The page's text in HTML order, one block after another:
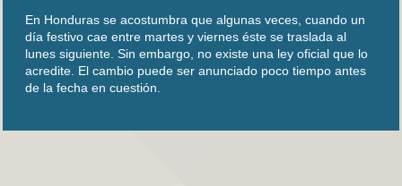
En Honduras se acostumbra que algunas veces, cuando un
día festivo cae entre martes y viernes éste se traslada al
lunes siguiente. Sin embargo, no existe una ley oficial que lo
acredite. El cambio puede ser anunciado poco tiempo antes
de la fecha en cuestión.